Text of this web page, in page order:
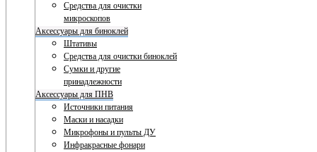
Средства для очистки
микроскопов
Аксессуары для биноклей
Штативы
Средства для очистки биноклей
Сумки и другие
принадлежности
Аксессуары для ПНВ
Источники питания
Маски и насадки
Микрофоны и пульты ДУ
Инфракрасные фонари